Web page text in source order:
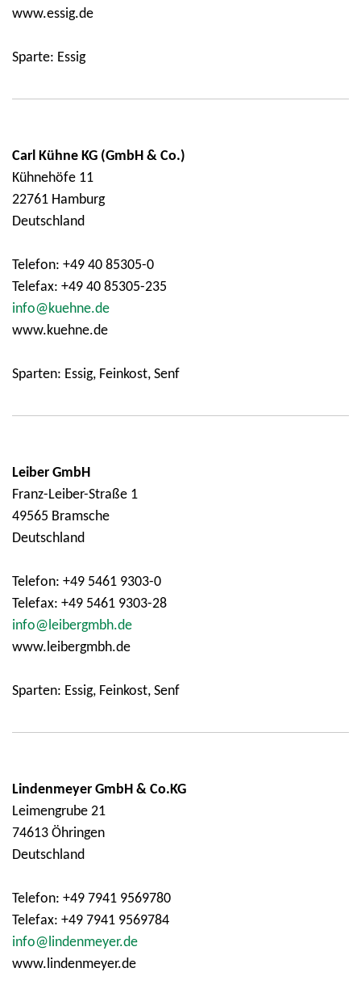
www.essig.de
Sparte: Essig
Carl Kühne KG (GmbH & Co.)
Kühnehöfe 11
22761 Hamburg
Deutschland
Telefon: +49 40 85305-0
Telefax: +49 40 85305-235
info@kuehne.de
www.kuehne.de
Sparten: Essig, Feinkost, Senf
Leiber GmbH
Franz-Leiber-Straße 1
49565 Bramsche
Deutschland
Telefon: +49 5461 9303-0
Telefax: +49 5461 9303-28
info@leibergmbh.de
www.leibergmbh.de
Sparten: Essig, Feinkost, Senf
Lindenmeyer GmbH & Co.KG
Leimengrube 21
74613 Öhringen
Deutschland
Telefon: +49 7941 9569780
Telefax: +49 7941 9569784
info@lindenmeyer.de
www.lindenmeyer.de